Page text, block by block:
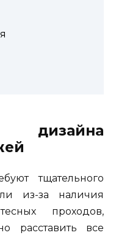
дизайна
тщательного
из-за наличия
проходов,
расставить все